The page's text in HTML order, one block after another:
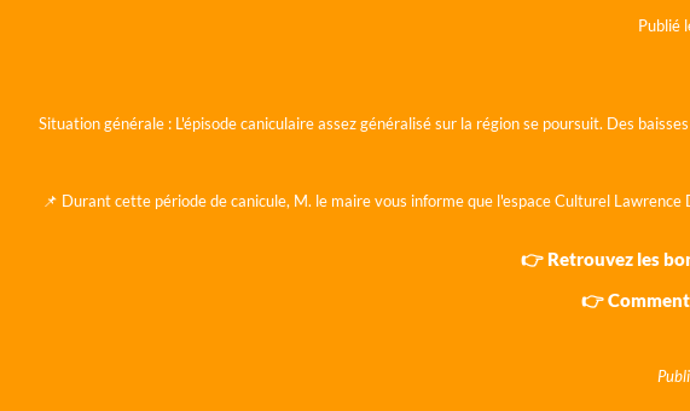
Publié
Situation générale : L'épisode caniculaire assez généralisé sur la région se poursuit. Des
📌 Durant cette période de canicule, M. le maire vous informe que l'espace Culturel
👉 Retrouvez les
👉